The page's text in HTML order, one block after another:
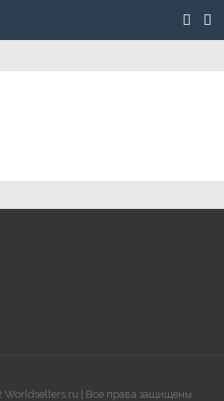
Worldsellers.ru | Все права защищены